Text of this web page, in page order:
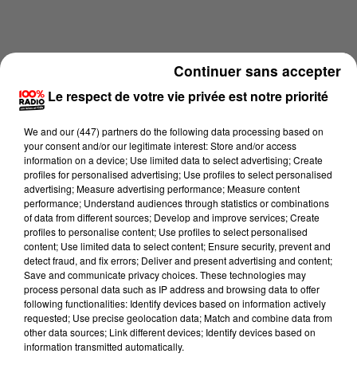
Lecture (4 min 11 sec)
100%
Les infos du Pays Catalan du 13/05/2026 à 06h59
Le respect de votre vie privée est notre priorité
We and our (447) partnersdo the following data processing based on
your consent and/or our legitimate interest: Store and/or access
information on a device; Use limited data to select advertising; Create
profiles for personalised advertising; Use profiles to select personalised
advertising; Measure advertising performance; Measure content
performance; Understand audiences through statistics or combinations
of data from different sources; Develop and improve services; Create
profiles to personalise content; Use profiles to select personalised
content; Use limited data to select content; Ensure security, prevent and
detect fraud, and fix errors; Deliver and present advertising and content;
Save and communicate privacy choices. These technologies may
process personal data such as IP address and browsing data to offer
following functionalities: Identify devices based on information actively
requested; Use precise geolocation data; Match and combine data from
other data sources; Link different devices; Identify devices based on
information transmitted automatically.
Continuer sans accepter